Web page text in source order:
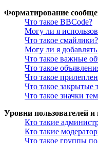
Форматирование
Что такое BBCode?
Могу ли я
Что такое смайлики?
Могу ли я
Что такое важные
Что такое
Что такое
Что такое закрытые
Что такое значки
Уровни пользователей
Кто такие
Кто такие
Что такое группы